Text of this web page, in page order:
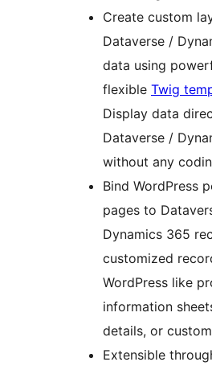
Create custom
Dataverse /
data using
flexible Twig
Display data
Dataverse /
without any
Bind WordPress
pages to
Dynamics 365
customized
WordPress like
information
details, or
Extensible